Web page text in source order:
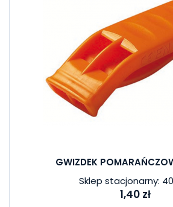
GWIZDEK
Sklep stacjonarny:
1,40 zł